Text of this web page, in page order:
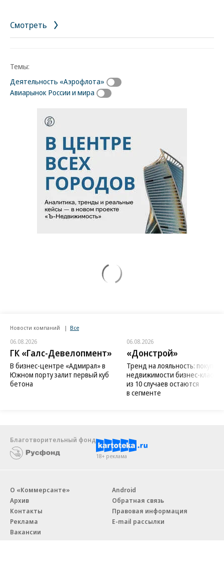
Смотреть
Темы:
Деятельность «Аэрофлота»
Авиарынок России и мира
Новости компаний Все
06.08.2026
ГК «Галс-Девелопмент»
В бизнес-центре «Адмирал» в
Южном порту залит первый куб
бетона
06.08.2026
«Донстрой»
Тренд на лояльность:
недвижимости бизнес-класса
из 10 случаев остаются
в сегменте
Благотворительный фонд
18+ реклама
О «Коммерсанте»
Архив
Контакты
Реклама
Вакансии
Android
Обратная связь
Правовая информация
E-mail рассылки